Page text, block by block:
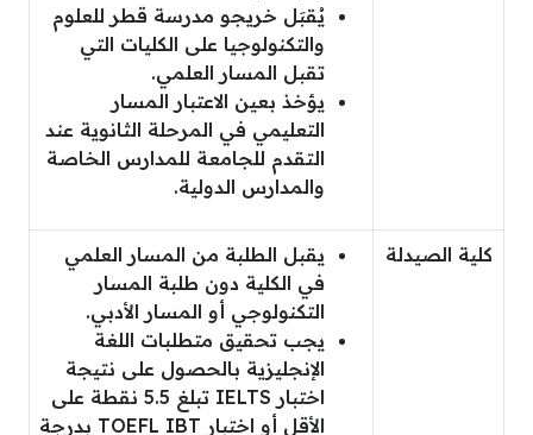
يُقبَل خريجو مدرسة قطر للعلوم
والتكنولوجيا على الكليات التي
تقبل المسار العلمي.
يؤخذ بعين الاعتبار المسار
التعليمي في المرحلة الثانوية عند
التقدم للجامعة للمدارس الخاصة
والمدارس الدولية.
كلية الصيدلة
يقبل الطلبة من المسار العلمي
في الكلية دون طلبة المسار
التكنولوجي أو المسار الأدبي.
يجب تحقيق متطلبات اللغة
الإنجليزية بالحصول على نتيجة
اختبار IELTS تبلغ 5.5 نقطة على
الأقل أو اختبار TOEFL IBT بدرجة